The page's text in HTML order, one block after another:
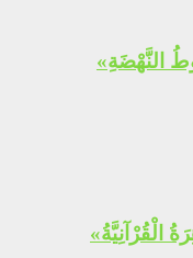
النَّهْضَةِ»
الْقُرْآنِيَّةُ»